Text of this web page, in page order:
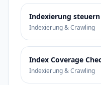
Indexierung steuern
Indexierung & Crawling
Index Coverage
Indexierung & Crawling